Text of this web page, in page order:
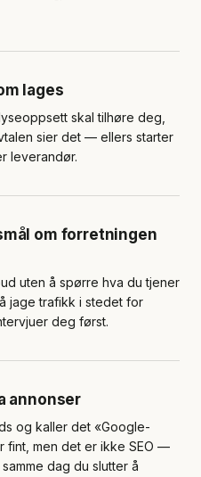
lages
skal tilhøre deg,
sier det — ellers starter
leverandør.
om forretningen
uten å spørre hva du tjener
jage trafikk i stedet for
deg først.
annonser
og kaller det «Google-
fint, men det er ikke SEO —
dag du slutter å